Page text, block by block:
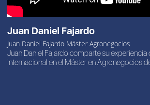
Juan Daniel Fajardo
Juan Daniel Fajardo Máster Agronegocios
Juan Daniel Fajardo comparte su
internacional en el Máster en Agronegocios